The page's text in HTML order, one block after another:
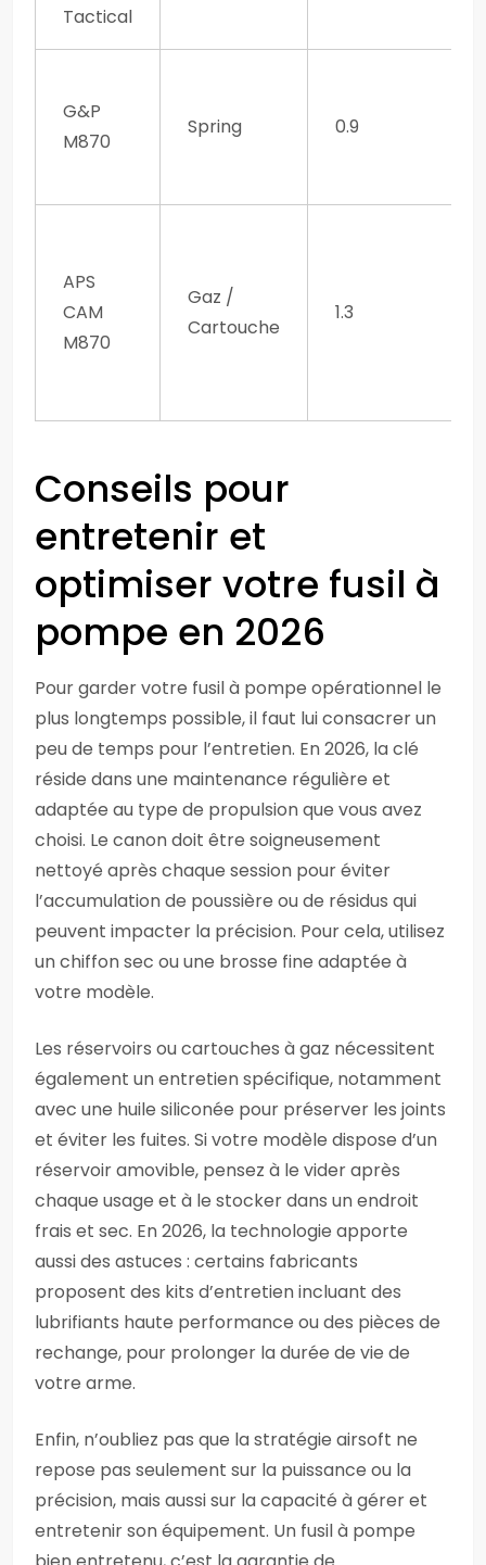
Tactical
G&P
M870
Spring 0.9
APS
CAM
M870
Gaz /
Cartouche
1.3
Conseils pour
entretenir et
optimiser votre fusil à
pompe en 2026
Pour garder votre fusil à pompe opérationnel le
plus longtemps possible, il faut lui consacrer un
peu de temps pour l’entretien. En 2026, la clé
réside dans une maintenance régulière et
adaptée au type de propulsion que vous avez
choisi. Le canon doit être soigneusement
nettoyé après chaque session pour éviter
l’accumulation de poussière ou de résidus qui
peuvent impacter la précision. Pour cela, utilisez
un chiffon sec ou une brosse fine adaptée à
votre modèle.
Les réservoirs ou cartouches à gaz nécessitent
également un entretien spécifique, notamment
avec une huile siliconée pour préserver les joints
et éviter les fuites. Si votre modèle dispose d’un
réservoir amovible, pensez à le vider après
chaque usage et à le stocker dans un endroit
frais et sec. En 2026, la technologie apporte
aussi des astuces : certains fabricants
proposent des kits d’entretien incluant des
lubrifiants haute performance ou des pièces de
rechange, pour prolonger la durée de vie de
votre arme.
Enfin, n’oubliez pas que la stratégie airsoft ne
repose pas seulement sur la puissance ou la
précision, mais aussi sur la capacité à gérer et
entretenir son équipement. Un fusil à pompe